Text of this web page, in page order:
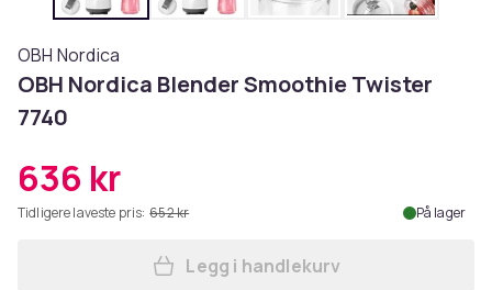
OBH Nordica
OBH Nordica Blender Smoothie Twister
7740
636 kr
Tidligere laveste pris: 652 kr På lager
Legg OBH Nordica
Legg i handlekurv